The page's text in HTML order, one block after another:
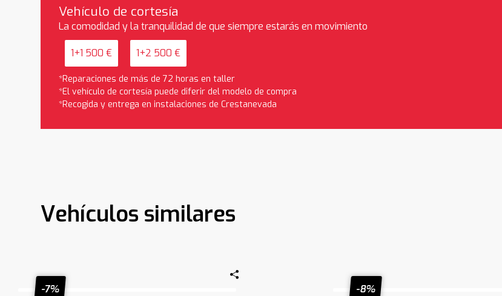
Vehículo de cortesía
La comodidad y la tranquilidad de que siempre estarás en movimiento
1+1 500 € 1+2 500 €
*Reparaciones de más de 72 horas en taller
*El vehículo de cortesía puede diferir del modelo de compra
*Recogida y entrega en instalaciones de Crestanevada
Vehículos similares
-7% -8%